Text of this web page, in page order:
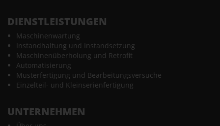
DIENSTLEISTUNGEN
Maschinenwartung
Instandhaltung und Instandsetzung
Maschinenüberholung und Retrofit
Automatisierung
Musterfertigung und Bearbeitungsversuche
Einzelteil- und Kleinserienfertigung
UNTERNEHMEN